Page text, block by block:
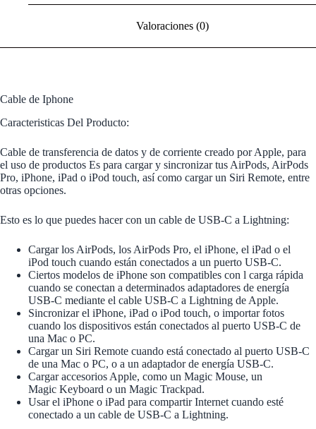
Valoraciones (0)
Cable de Iphone
Caracteristicas Del Producto:
Cable de transferencia de datos y de corriente creado por Apple, para
el uso de productos Es para cargar y sincronizar tus AirPods, AirPods
Pro, iPhone, iPad o iPod touch, así como cargar un Siri Remote, entre
otras opciones.
Esto es lo que puedes hacer con un cable de USB-C a Lightning:
Cargar los AirPods, los AirPods Pro, el iPhone, el iPad o el
iPod touch cuando están conectados a un puerto USB-C.
Ciertos modelos de iPhone son compatibles con l carga rápida
cuando se conectan a determinados adaptadores de energía
USB-C mediante el cable USB-C a Lightning de Apple.
Sincronizar el iPhone, iPad o iPod touch, o importar fotos
cuando los dispositivos están conectados al puerto USB-C de
una Mac o PC.
Cargar un Siri Remote cuando está conectado al puerto USB-C
de una Mac o PC, o a un adaptador de energía USB-C.
Cargar accesorios Apple, como un Magic Mouse, un
Magic Keyboard o un Magic Trackpad.
Usar el iPhone o iPad para compartir Internet cuando esté
conectado a un cable de USB-C a Lightning.